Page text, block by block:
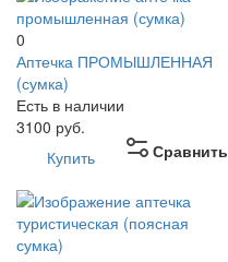
0
Аптечка ПРОМЫШЛЕННАЯ
(сумка)
Есть в наличии
3100 руб.
Сравнить
Купить